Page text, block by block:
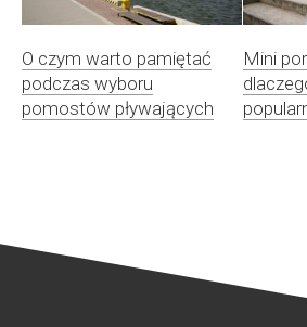
O czym warto pamiętać
podczas wyboru
pomostów pływających
Mini